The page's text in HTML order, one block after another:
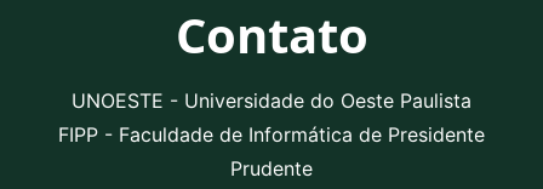
Contato
UNOESTE - Universidade do Oeste Paulista
FIPP - Faculdade de Informática de Presidente
Prudente